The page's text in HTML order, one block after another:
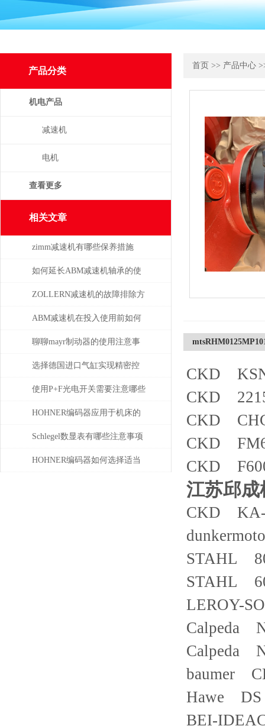
产品分类
机电产品
减速机
电机
查看更多
相关文章
zimm减速机有哪些保养措施
如何延长ABM减速机轴承的使
用寿命
ZOLLERN减速机的故障排除方
法有哪些
ABM减速机在投入使用前如何
安装
聊聊mayr制动器的使用注意事
项
选择德国进口气缸实现精密控
制和动力传输
使用P+F光电开关需要注意哪些
问题？
HOHNER编码器应用于机床的
位移测量和主轴控制
Schlegel数显表有哪些注意事项
HOHNER编码器如何选择适当
首页 >> 产品中心
CKD
CKD
CKD
CKD
CKD
江苏邱成
CKD
STAHL
STAHL
LEROY-
Calpeda
Calpeda
baumer
Hawe DS
BEI-